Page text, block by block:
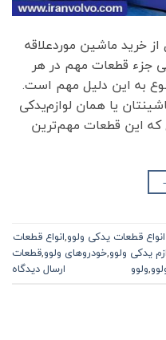
خرید ماشین موردعلاقه
جزء قطعات مهم در هر
به این دلیل مهم است.
یا همان لوازم‌یدکی
که این قطعات مهم‌ترین
قطعات یدکی ولوو,انواع قطعات
یدکی ولوو,خودروهای ولوو,قطعات
,ولوو ارسال دیدگاه